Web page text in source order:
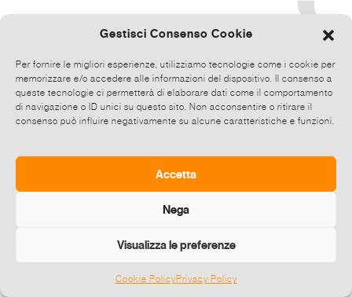
Gestisci Consenso Cookie
Per fornire le migliori esperienze, utilizziamo tecnologie come i cookie per
memorizzare e/o accedere alle informazioni del dispositivo. Il consenso a
queste tecnologie ci permetterà di elaborare dati come il comportamento
di navigazione o ID unici su questo sito. Non acconsentire o ritirare il
consenso può influire negativamente su alcune caratteristiche e funzioni.
Accetta
Nega
Visualizza le preferenze
Cookie PolicyPrivacy Policy
©2026 E-zine